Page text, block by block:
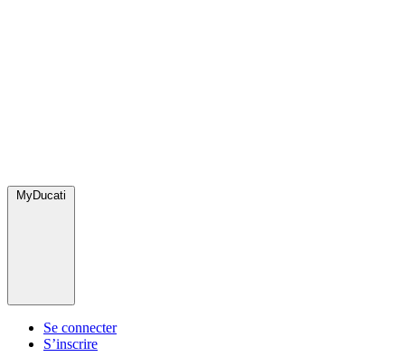
MyDucati
Se connecter
S’inscrire